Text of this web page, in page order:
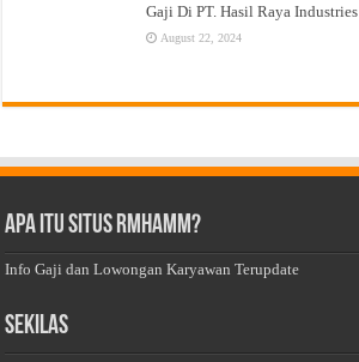
Gaji Di PT. Hasil Raya Industries
August 22, 2024
Apa Itu Situs Rmhamm?
Info Gaji dan Lowongan Karyawan Terupdate
Sekilas